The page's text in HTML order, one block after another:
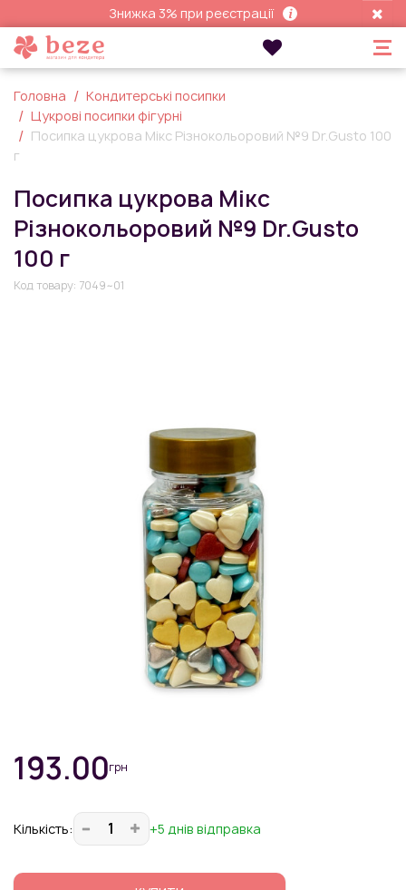
Знижка 3% при реєстрації
Головна
Кондитерські посипки
Цукрові посипки фігурні
Посипка цукрова Мікс Різнокольоровий №9 Dr.Gusto 100
г
Посипка цукрова Мікс
Різнокольоровий №9 Dr.Gusto
100 г
Код товару: 7049~01
193.00грн
Кiлькiсть: +5 днів відправка